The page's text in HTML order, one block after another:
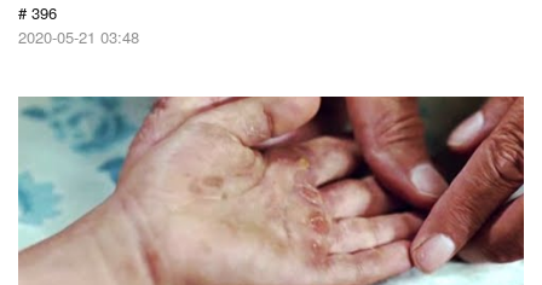
# 396
2020-05-21 03:48